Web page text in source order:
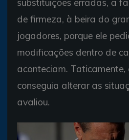
substituições erradas, a
de firmeza, à beira do
jogadores, porque ele
modificações dentro de
aconteciam. Taticamente,
conseguia alterar as
avaliou.